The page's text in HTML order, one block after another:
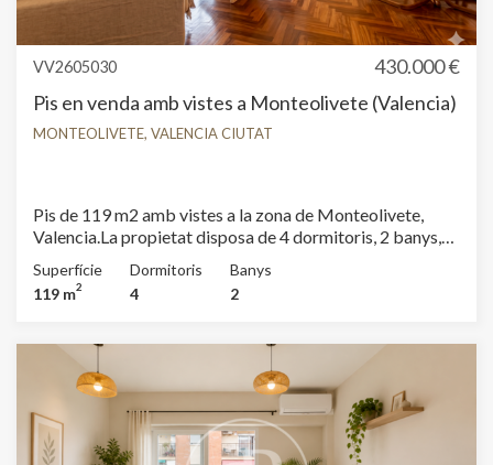
VV2605030
430.000 €
Pis en venda amb vistes a Monteolivete (Valencia)
MONTEOLIVETE, VALENCIA CIUTAT
Pis de 119 m2 amb vistes a la zona de Monteolivete,
Valencia.La propietat disposa de 4 dormitoris, 2 banys,
Superfície
119 m2
Dormitoris
4
Banys
2